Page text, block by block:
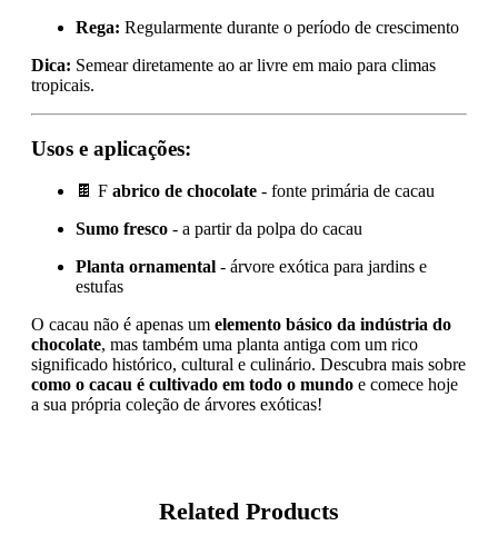
Rega: Regularmente durante o período de crescimento
Dica: Semear diretamente ao ar livre em maio para climas
tropicais.
Usos e aplicações:
🍫 F abrico de chocolate - fonte primária de cacau
Sumo fresco - a partir da polpa do cacau
Planta ornamental - árvore exótica para jardins e
estufas
O cacau não é apenas um elemento básico da indústria do
chocolate, mas também uma planta antiga com um rico
significado histórico, cultural e culinário. Descubra mais sobre
como o cacau é cultivado em todo o mundo e comece hoje
a sua própria coleção de árvores exóticas!
Related Products